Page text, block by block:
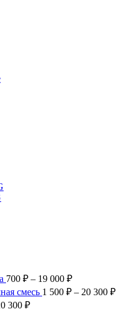
700 ₽ – 19 000 ₽Диапазон
цен:
смесь 1 500 ₽ – 20 300 ₽
300 ₽Диапазон